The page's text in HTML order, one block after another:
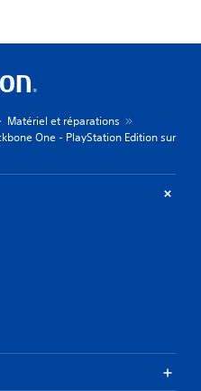
Matériel et réparations
One - PlayStation Edition sur